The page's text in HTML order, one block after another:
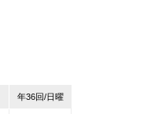
年36回/日曜